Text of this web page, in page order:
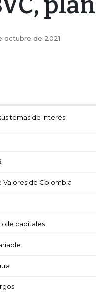
octubre de 2021
temas de interés
Valores de Colombia
de capitales